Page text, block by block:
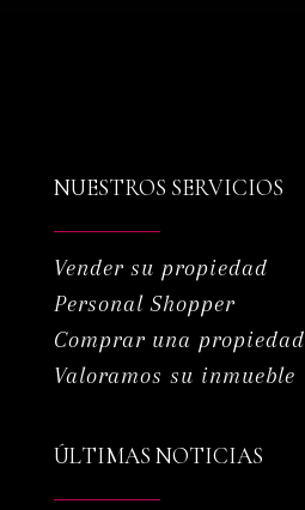
NUESTROS SERVICIOS
Vender su propiedad
Personal Shopper
Comprar una propiedad
Valoramos su inmueble
ÚLTIMAS NOTICIAS